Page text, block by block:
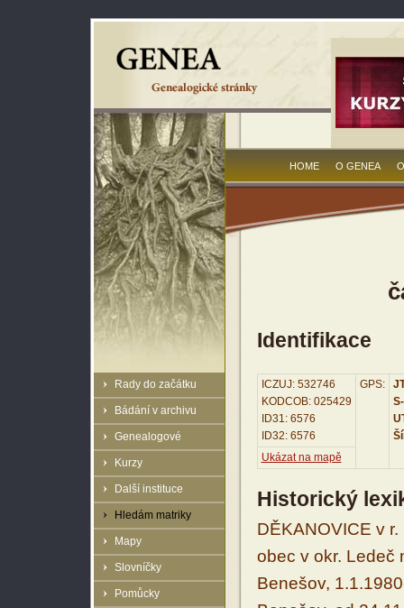
Rady do začátku
Bádání v archivu
Genealogové
Kurzy
Další instituce
Hledám matriky
Mapy
Slovníčky
Pomůcky
HOME O GENEA
Identifikace
ICZUJ: 532746
KODCOB: 025429
ID31: 6576
ID32: 6576
GPS:
Ukázat na mapě
Historický
DĚKANOVICE v
obec v okr. Ledeč
Benešov,